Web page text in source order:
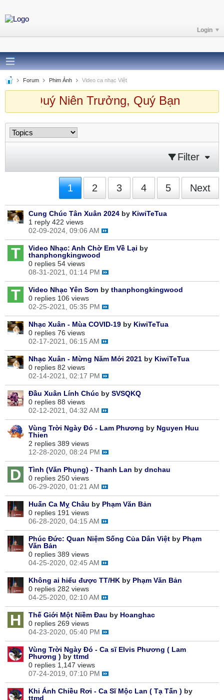
Login
Forum Phim Ảnh Video ca nhạc Việt
Quý Niên Trưởng, Quý Bạn ghé
Filter
1 2 3 4 5 Next
Cung Chúc Tân Xuân 2024 by KiwiTeTua
1 reply 422 views
02-09-2024, 09:06 AM
Video Nhạc: Anh Chờ Em Về Lại by
thanphongkingwood
0 replies 54 views
08-31-2021, 01:14 PM
Video Nhạc Yên Sơn by thanphongkingwood
0 replies 106 views
02-25-2021, 05:35 PM
Nhạc Xuân - Mùa COVID-19 by KiwiTeTua
0 replies 76 views
02-17-2021, 06:15 AM
Nhạc Xuân - Mừng Năm Mới 2021 by KiwiTeTua
0 replies 82 views
02-14-2021, 02:17 PM
Đầu Xuân Lính Chúc by SVSQKQ
0 replies 88 views
02-12-2021, 04:32 AM
Vùng Trời Ngày Đó - Lam Phương by Nguyen Huu
Thien
2 replies 389 views
12-28-2020, 08:24 PM
Tình (Văn Phụng) - Thanh Lan by dnchau
0 replies 250 views
06-29-2020, 01:21 AM
Huấn Ca Mỵ Châu by Phạm Văn Bản
0 replies 191 views
06-28-2020, 04:15 AM
Phúc Đức: Quan Niệm Sống Của Dân Việt by Phạm
Văn Bản
0 replies 389 views
04-25-2020, 02:45 AM
Không ai hiểu được TT/HK by Phạm Văn Bản
0 replies 282 views
04-25-2020, 02:10 AM
Thế Giới Một Niềm Đau by Hoanghac
0 replies 269 views
04-23-2020, 05:40 PM
Vùng Trời Ngày Đó - Ca sĩ Elvis Phương ( Lam
Phương ) by ttmd
0 replies 1,147 views
07-24-2019, 07:10 PM
Khi Ánh Chiều Rơi - Ca Sĩ Mộc Lan ( Tạ Tấn ) by
ttmd